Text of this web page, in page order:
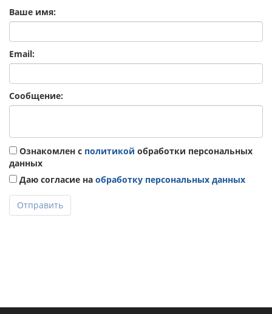
Ваше имя:
Email:
Сообщение:
Ознакомлен с политикой обработки персональных
данных
Даю согласие на обработку персональных данных
Отправить